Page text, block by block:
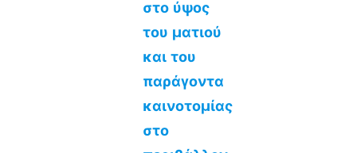
στο ύψος
του ματιού
και του
παράγοντα
καινοτομίας
στο